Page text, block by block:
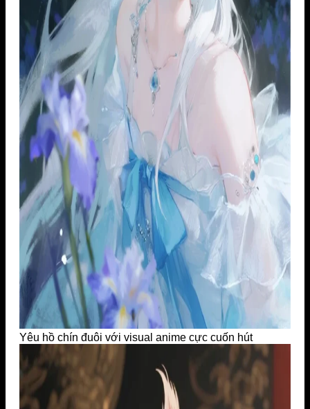
Yêu hồ chín đuôi với visual anime cực cuốn hút